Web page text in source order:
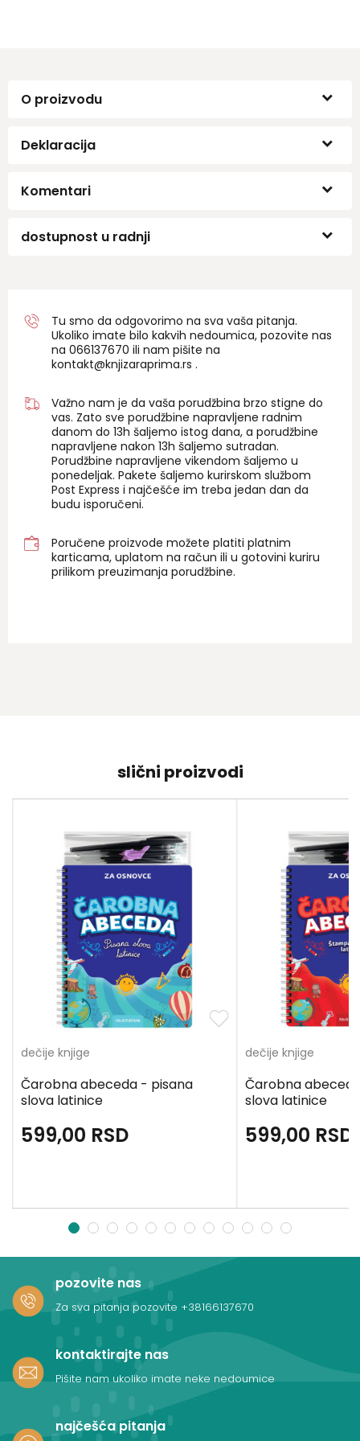
O proizvodu
Deklaracija
Komentari
dostupnost u radnji
Tu smo da odgovorimo na sva vaša pitanja.
Ukoliko imate bilo kakvih nedoumica, pozovite nas
na 066137670 ili nam pišite na
kontakt@knjizaraprima.rs .
Važno nam je da vaša porudžbina brzo stigne do
vas. Zato sve porudžbine napravljene radnim
danom do 13h šaljemo istog dana, a porudžbine
napravljene nakon 13h šaljemo sutradan.
Porudžbine napravljene vikendom šaljemo u
ponedeljak. Pakete šaljemo kurirskom službom
Post Express i najčešće im treba jedan dan da
budu isporučeni.
Poručene proizvode možete platiti platnim
karticama, uplatom na račun ili u gotovini kuriru
prilikom preuzimanja porudžbine.
slični proizvodi
dečije knjige
Čarobna abeceda - pisana
slova latinice
599,00 RSD
dečije knjige
Čarobna
slova latinice
599,00 RSD
1 2 3 4 5 6 7 8 9 10 11 12
pozovite nas
Za sva pitanja pozovite +38166137670
kontaktirajte nas
Pišite nam ukoliko imate neke nedoumice
najčešća pitanja